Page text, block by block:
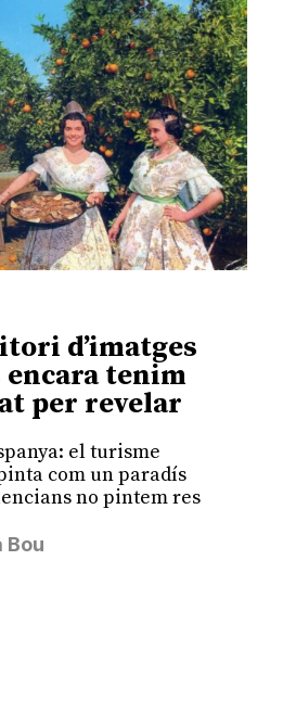
d’imatges
tenim
per revelar
el turisme
com un paradís
no pintem res
Bou